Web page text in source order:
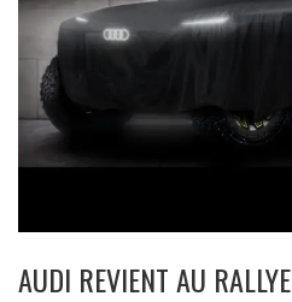
AUDI REVIENT AU RALLYE